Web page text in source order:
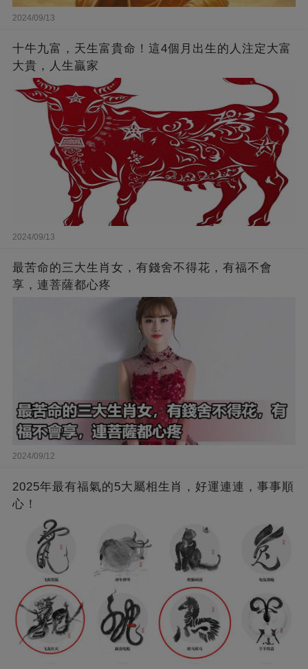
2024/09/13
十牛九富，天生富貴命！這4個月出生的人注定大富
大貴，人生贏家
2024/09/13
最苦命的三大生肖女，有錢舍不得花，有福不會
享，連菩薩都心疼
2024/09/12
2025年最有福氣的5大屬相生肖，好運連連，事事順
心！